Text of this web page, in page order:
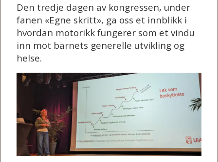
Den tredje dagen av kongressen, under
fanen «Egne skritt», ga oss et innblikk i
hvordan motorikk fungerer som et vindu
inn mot barnets generelle utvikling og
helse.